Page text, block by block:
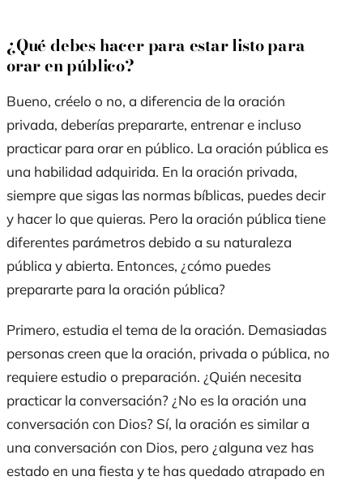
¿Qué debes hacer para estar listo para
orar en público?
Bueno, créelo o no, a diferencia de la oración
privada, deberías prepararte, entrenar e incluso
practicar para orar en público. La oración pública es
una habilidad adquirida. En la oración privada,
siempre que sigas las normas bíblicas, puedes decir
y hacer lo que quieras. Pero la oración pública tiene
diferentes parámetros debido a su naturaleza
pública y abierta. Entonces, ¿cómo puedes
prepararte para la oración pública?
Primero, estudia el tema de la oración. Demasiadas
personas creen que la oración, privada o pública, no
requiere estudio o preparación. ¿Quién necesita
practicar la conversación? ¿No es la oración una
conversación con Dios? Sí, la oración es similar a
una conversación con Dios, pero ¿alguna vez has
estado en una fiesta y te has quedado atrapado en